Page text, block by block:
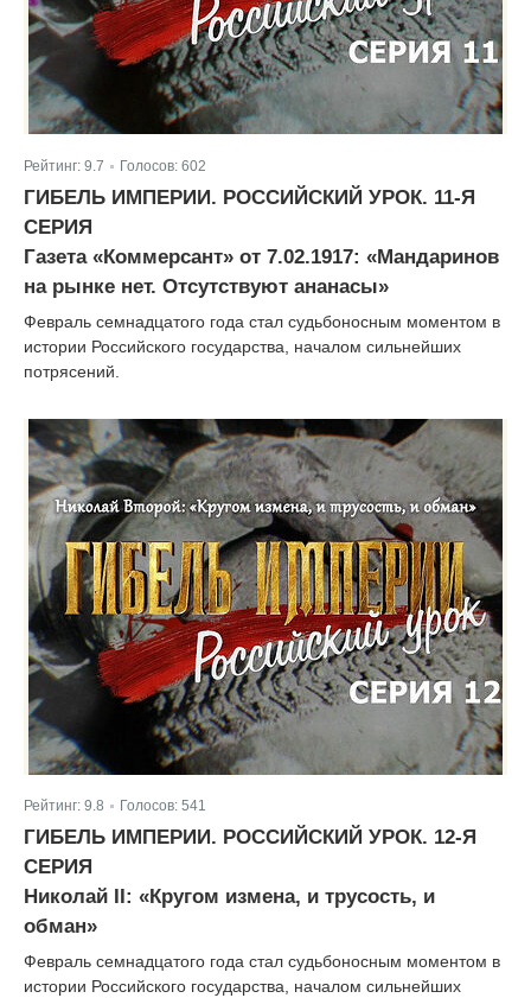
Рейтинг: 9.7 Голосов: 602
ГИБЕЛЬ ИМПЕРИИ. РОССИЙСКИЙ УРОК. 11-Я
СЕРИЯ
Газета «Коммерсант» от 7.02.1917: «Мандаринов
на рынке нет. Отсутствуют ананасы»
Февраль семнадцатого года стал судьбоносным моментом в
истории Российского государства, началом сильнейших
потрясений.
Рейтинг: 9.8 Голосов: 541
ГИБЕЛЬ ИМПЕРИИ. РОССИЙСКИЙ УРОК. 12-Я
СЕРИЯ
Николай II: «Кругом измена, и трусость, и
обман»
Февраль семнадцатого года стал судьбоносным моментом в
истории Российского государства, началом сильнейших